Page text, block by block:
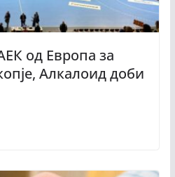
од Европа за
Алкалоид доби